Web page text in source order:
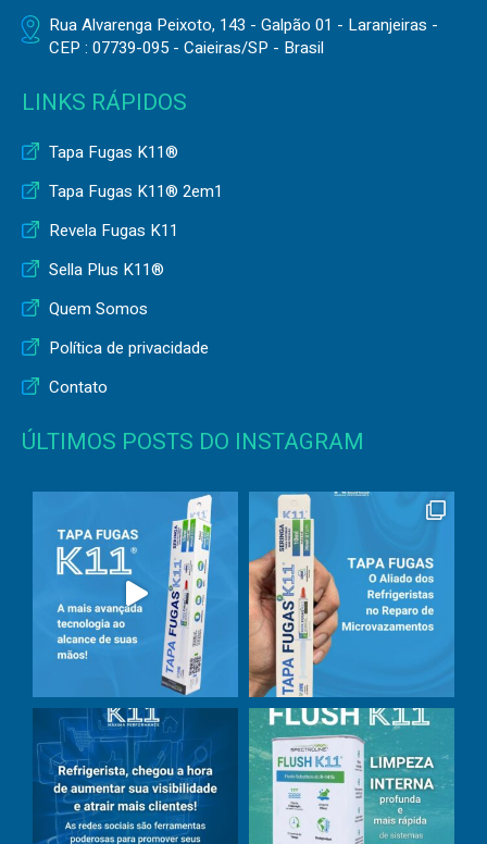
Rua Alvarenga Peixoto, 143 - Galpão 01 - Laranjeiras -
CEP : 07739-095 - Caieiras/SP - Brasil
LINKS RÁPIDOS
Tapa Fugas K11®
Tapa Fugas K11® 2em1
Revela Fugas K11
Sella Plus K11®
Quem Somos
Política de privacidade
Contato
ÚLTIMOS POSTS DO INSTAGRAM